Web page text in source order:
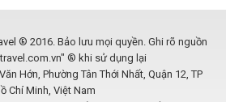
® 2016. Bảo lưu mọi quyền. Ghi rõ nguồn
® khi sử dụng lại
Hớn, Phường Tân Thới Nhất, Quận 12, TP
Chí Minh, Việt Nam